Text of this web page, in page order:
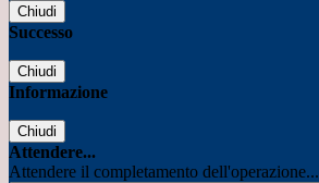
Chiudi
Successo
Chiudi
Informazione
Chiudi
Attendere...
Attendere il completamento dell'operazione...